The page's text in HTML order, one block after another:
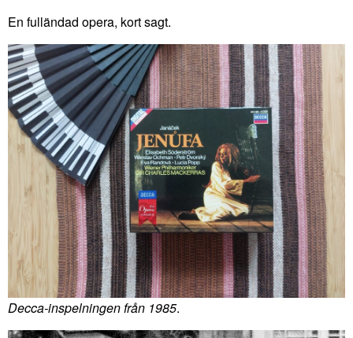
En fulländad opera, kort sagt.
Decca-inspelningen från 1985.